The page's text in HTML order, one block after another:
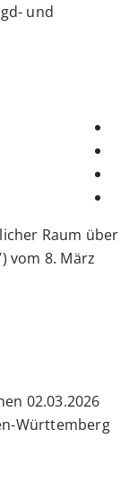
und
Raum über
vom 8. März
Württemberg